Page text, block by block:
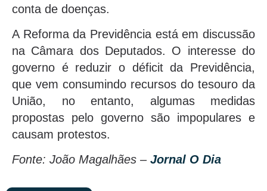
conta de doenças.
A Reforma da Previdência está em discussão
na Câmara dos Deputados. O interesse do
governo é reduzir o déficit da Previdência,
que vem consumindo recursos do tesouro da
União, no entanto, algumas medidas
propostas pelo governo são impopulares e
causam protestos.
Fonte: João Magalhães – Jornal O Dia